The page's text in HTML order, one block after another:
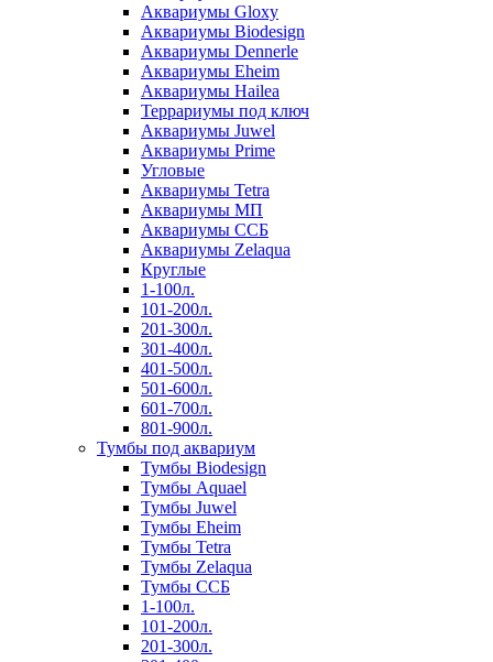
Аквариумы Gloxy
Аквариумы Biodesign
Аквариумы Dennerle
Аквариумы Eheim
Аквариумы Hailea
Террариумы под ключ
Аквариумы Juwel
Аквариумы Prime
Угловые
Аквариумы Tetra
Аквариумы МП
Аквариумы ССБ
Аквариумы Zelaqua
Круглые
1-100л.
101-200л.
201-300л.
301-400л.
401-500л.
501-600л.
601-700л.
801-900л.
Тумбы под аквариум
Тумбы Biodesign
Тумбы Aquael
Тумбы Juwel
Тумбы Eheim
Тумбы Tetra
Тумбы Zelaqua
Тумбы ССБ
1-100л.
101-200л.
201-300л.